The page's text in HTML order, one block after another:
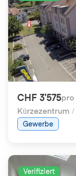
CHF 3'575
Kürzezentrum
Gewerbe
Verifiziert